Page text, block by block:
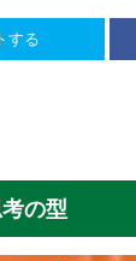
する
の型